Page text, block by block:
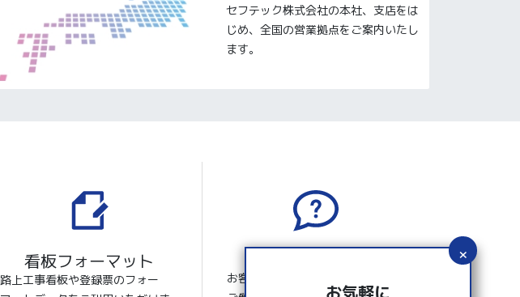
セフテック株式会社の本社、支店をは
じめ、全国の営業拠点をご案内いたし
ます。
看板フォーマット
路上工事看板や登録票のフォー
お客さまから寄せられたよくある
お気軽に